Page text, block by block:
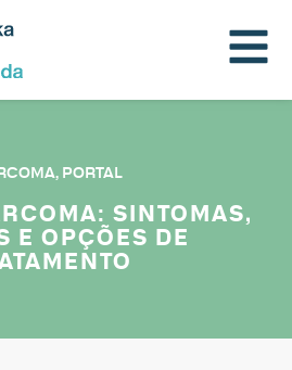
, PORTAL
SINTOMAS,
E OPÇÕES DE